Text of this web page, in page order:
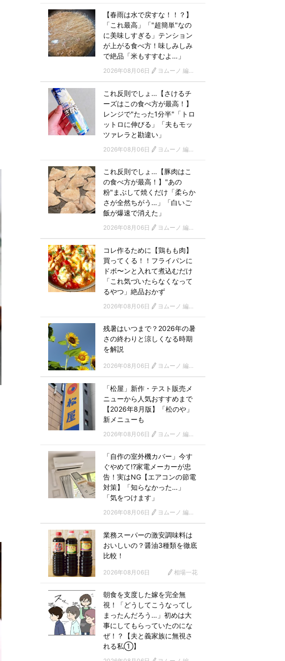
【春雨は水で戻すな！！？】
「これ最高」「"超簡単"なの
に美味しすぎる」テンション
が上がる食べ方！味しみしみ
で絶品「米もすすむよ…」
2026年08月06日 ヨムーノ 編集部
これ反則でしょ…【さけるチ
ーズはこの食べ方が最高！】
レンジで"たった1分半"「トロ
ットロに伸びる」「夫もモッ
ツァレラと勘違い」
2026年08月06日 ヨムーノ 編集部
これ反則でしょ…【豚肉はこ
の食べ方が最高！】"あの
粉"まぶして焼くだけ「柔らか
さが全然ちがう…」「白いご
飯が爆速で消えた」
2026年08月06日 ヨムーノ 編集部
コレ作るために【鶏もも肉】
買ってくる！！フライパンに
ドボ〜ンと入れて煮込むだけ
「これ気づいたらなくなって
るやつ」絶品おかず
2026年08月06日 ヨムーノ 編集部
残暑はいつまで？2026年の暑
さの終わりと涼しくなる時期
を解説
2026年08月06日 ヨムーノ 編集部
「松屋」新作・テスト販売メ
ニューから人気おすすめまで
【2026年8月版】「松のや」
新メニューも
2026年08月06日 ヨムーノ 編集部
「自作の室外機カバー」今す
ぐやめて!?家電メーカーが忠
告！実はNG【エアコンの節電
対策】「知らなかった…」
「気をつけます」
2026年08月06日 ヨムーノ 編集部
業務スーパーの激安調味料は
おいしいの？醤油3種類を徹底
比較！
2026年08月06日 相場一花
朝食を支度した嫁を完全無
視！「どうしてこうなってし
まったんだろう…」初めは大
事にしてもらっていたのにな
ぜ！？【夫と義家族に無視さ
れる私①】